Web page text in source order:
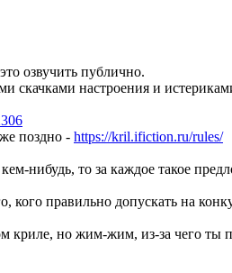
озвучить публично.
скачками настроения и
поздно - https://kril.ifiction.ru/rules/
нибудь, то за каждое такое
правильно допускать на
криле, но жим-жим, из-за чего